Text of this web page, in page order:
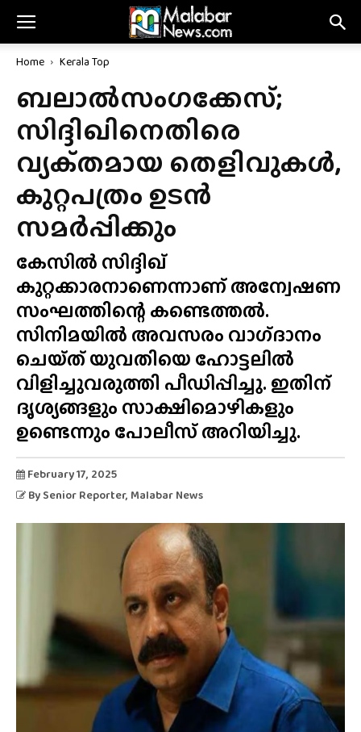
Home Kerala Top
ബലാൽസംഗക്കേസ്;
സിദ്ദിഖിനെതിരെ
വ്യക്‌തമായ തെളിവുകൾ,
കുറ്റപത്രം ഉടൻ
സമർപ്പിക്കും
കേസിൽ സിദ്ദിഖ്
കുറ്റക്കാരനാണെന്നാണ് അന്വേഷണ
സംഘത്തിന്റെ കണ്ടെത്തൽ.
സിനിമയിൽ അവസരം വാഗ്‌ദാനം
ചെയ്‌ത്‌ യുവതിയെ ഹോട്ടലിൽ
വിളിച്ചുവരുത്തി പീഡിപ്പിച്ചു. ഇതിന്
ദൃശ്യങ്ങളും സാക്ഷിമൊഴികളും
ഉണ്ടെന്നും പോലീസ് അറിയിച്ചു.
February 17, 2025
By Senior Reporter, Malabar News